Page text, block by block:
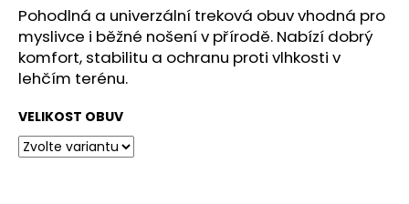
z
5
hvězdiček.
Pohodlná a univerzální treková obuv vhodná pro
myslivce i běžné nošení v přírodě. Nabízí dobrý
komfort, stabilitu a ochranu proti vlhkosti v
lehčím terénu.
VELIKOST OBUV
HLEDAT
D
o
p